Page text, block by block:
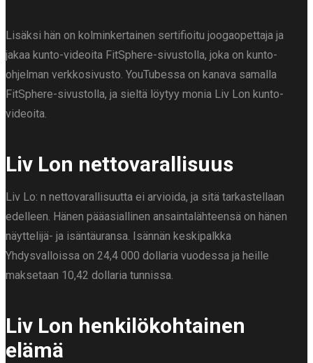
Lisäksi hän on kolminkertainen sertifioitu joogaopettaja ja
jakaa kunto-videoita FitSphere-sivustolla, joka on kunto-
ohjelman verkkosivusto. YouTubessa on kanava samalla
FitSphere-sivustolla, ja sieltä löytyy monia Liv Lon kunto-
videoita.
Liv Lon nettovarallisuus
Liv Lo: n nettovarallisuutta ei arvioida, ja sitä tarkastellaan
edelleen. Hänen pääasiallinen ansaintalähteensä on hänen
näyttelijä- ja isäntäuransa. Isännän keskipalkka
Yhdysvalloissa on 24,4 000 dollaria vuodessa ja heille
maksetaan 10,42 dollaria tunnissa.
Liv Lon henkilökohtainen
elämä